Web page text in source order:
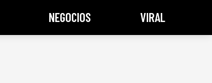
NEGOCIOS VIRAL